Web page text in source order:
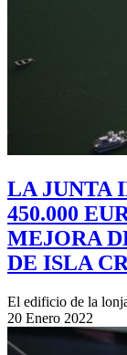
LA JUNTA
450.000
MEJORA
DE ISLA
El edificio de la
20 Enero 2022